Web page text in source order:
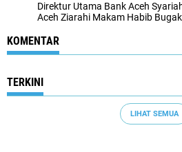
Direktur Utama Bank Aceh
Aceh Ziarahi Makam Habib Bugak
KOMENTAR
TERKINI
LIHAT SEMUA